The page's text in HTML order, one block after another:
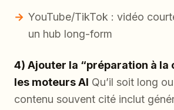
YouTube/TikTok : vidéo
un hub long-form
4) Ajouter la “préparation à la
les moteurs AI Qu’il soit long
contenu souvent cité inclut